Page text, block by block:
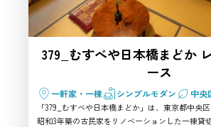
普通のレンタルスペースではなく
雰囲気のある中央区の撮影スタジオ
を探しています。世界観は作りや
いですか？
379_むすべや日本橋まどか
ース
一軒家・一棟 シンプルモダン 中央
「379_むすべや日本橋まどか」は、東京都中央
昭和3年築の古民家をリノベーションした一棟貸